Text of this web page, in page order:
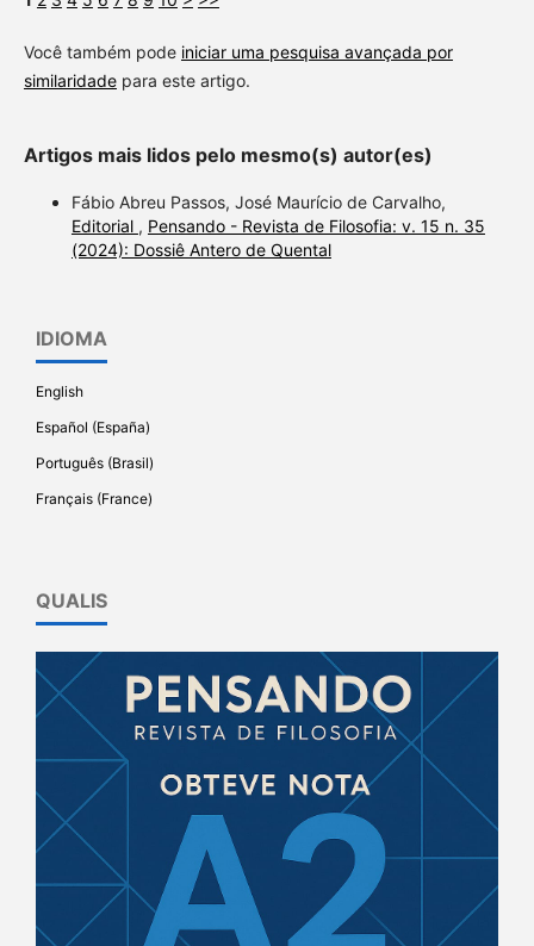
Você também pode iniciar uma pesquisa avançada por
similaridadepara este artigo.
Artigos mais lidos pelo mesmo(s) autor(es)
Fábio Abreu Passos, José Maurício de Carvalho,
Editorial , Pensando - Revista de Filosofia: v. 15 n. 35
(2024): Dossiê Antero de Quental
IDIOMA
English
Español (España)
Português (Brasil)
Français (France)
QUALIS